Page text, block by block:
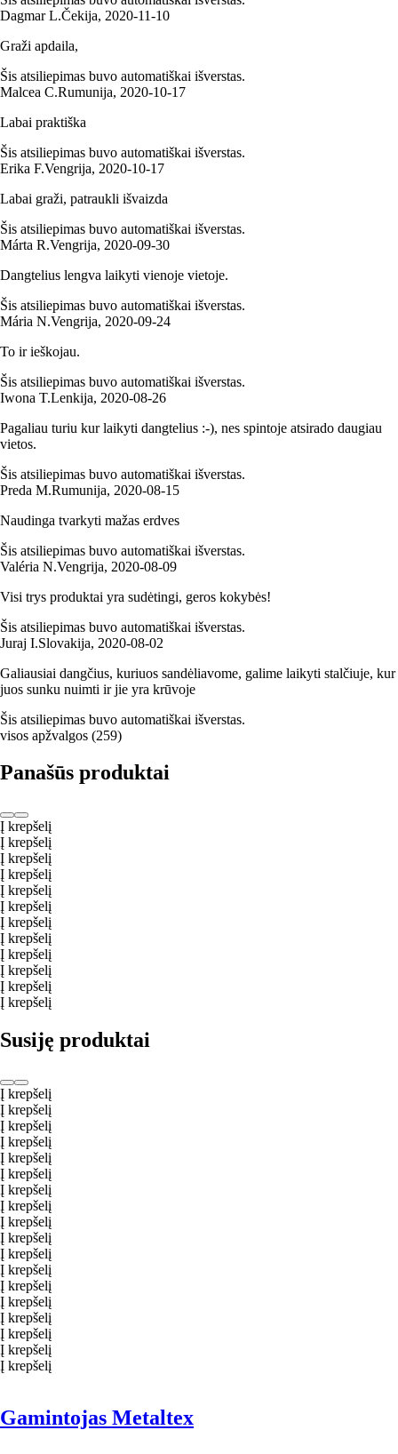
Dagmar L.Čekija, 2020‑11‑10
Graži apdaila,
Šis atsiliepimas buvo automatiškai išverstas.
Malcea C.Rumunija, 2020‑10‑17
Labai praktiška
Šis atsiliepimas buvo automatiškai išverstas.
Erika F.Vengrija, 2020‑10‑17
Labai graži, patraukli išvaizda
Šis atsiliepimas buvo automatiškai išverstas.
Márta R.Vengrija, 2020‑09‑30
Dangtelius lengva laikyti vienoje vietoje.
Šis atsiliepimas buvo automatiškai išverstas.
Mária N.Vengrija, 2020‑09‑24
To ir ieškojau.
Šis atsiliepimas buvo automatiškai išverstas.
Iwona T.Lenkija, 2020‑08‑26
Pagaliau turiu kur laikyti dangtelius :-), nes spintoje atsirado daugiau
vietos.
Šis atsiliepimas buvo automatiškai išverstas.
Preda M.Rumunija, 2020‑08‑15
Naudinga tvarkyti mažas erdves
Šis atsiliepimas buvo automatiškai išverstas.
Valéria N.Vengrija, 2020‑08‑09
Visi trys produktai yra sudėtingi, geros kokybės!
Šis atsiliepimas buvo automatiškai išverstas.
Juraj I.Slovakija, 2020‑08‑02
Galiausiai dangčius, kuriuos sandėliavome, galime laikyti stalčiuje, kur
juos sunku nuimti ir jie yra krūvoje
Šis atsiliepimas buvo automatiškai išverstas.
visos apžvalgos (259)
Panašūs produktai
Į krepšelį
Į krepšelį
Į krepšelį
Į krepšelį
Į krepšelį
Į krepšelį
Į krepšelį
Į krepšelį
Į krepšelį
Į krepšelį
Į krepšelį
Į krepšelį
Susiję produktai
Į krepšelį
Į krepšelį
Į krepšelį
Į krepšelį
Į krepšelį
Į krepšelį
Į krepšelį
Į krepšelį
Į krepšelį
Į krepšelį
Į krepšelį
Į krepšelį
Į krepšelį
Į krepšelį
Į krepšelį
Į krepšelį
Į krepšelį
Į krepšelį
Gamintojas Metaltex